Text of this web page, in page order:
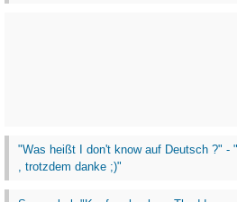
"Was heißt I don't know auf Deutsch ?"
, trotzdem danke ;)"